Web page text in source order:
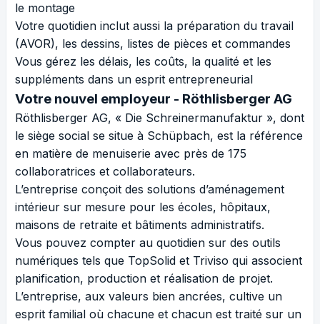
le montage
Votre quotidien inclut aussi la préparation du travail
(AVOR), les dessins, listes de pièces et commandes
Vous gérez les délais, les coûts, la qualité et les
suppléments dans un esprit entrepreneurial
Votre nouvel employeur - Röthlisberger AG
Röthlisberger AG, « Die Schreinermanufaktur », dont
le siège social se situe à Schüpbach, est la référence
en matière de menuiserie avec près de 175
collaboratrices et collaborateurs.
L’entreprise conçoit des solutions d’aménagement
intérieur sur mesure pour les écoles, hôpitaux,
maisons de retraite et bâtiments administratifs.
Vous pouvez compter au quotidien sur des outils
numériques tels que TopSolid et Triviso qui associent
planification, production et réalisation de projet.
L’entreprise, aux valeurs bien ancrées, cultive un
esprit familial où chacune et chacun est traité sur un